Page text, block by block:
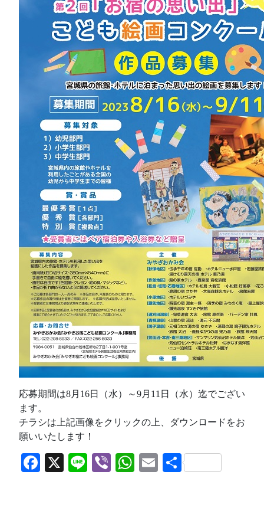
応募期間は8月16日（水）～9月11日（水）迄でござい
ます。
チラシは上記画像をクリックの上、ダウンロードをお
願いいたします！
Facebook
X LineViberWhatsApp
Email
共